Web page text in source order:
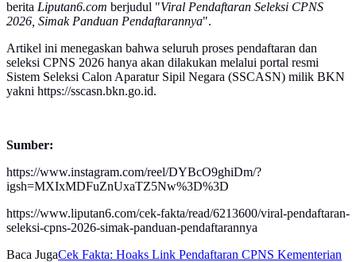
berita Liputan6.com berjudul "Viral Pendaftaran Seleksi CPNS
2026, Simak Panduan Pendaftarannya".
Artikel ini menegaskan bahwa seluruh proses pendaftaran dan
seleksi CPNS 2026 hanya akan dilakukan melalui portal resmi
Sistem Seleksi Calon Aparatur Sipil Negara (SSCASN) milik BKN
yakni https://sscasn.bkn.go.id.
Sumber:
https://www.instagram.com/reel/DYBcO9ghiDm/?
igsh=MXIxMDFuZnUxaTZ5Nw%3D%3D
https://www.liputan6.com/cek-fakta/read/6213600/viral-pendaftaran-
seleksi-cpns-2026-simak-panduan-pendaftarannya
Baca JugaCek Fakta: Hoaks Link Pendaftaran CPNS Kementerian